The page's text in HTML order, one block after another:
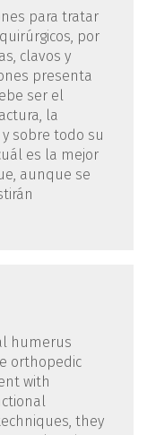
para tratar
por
clavos y
presenta
ser el
la
sobre todo su
es la mejor
aunque se
humerus
orthopedic
with
they